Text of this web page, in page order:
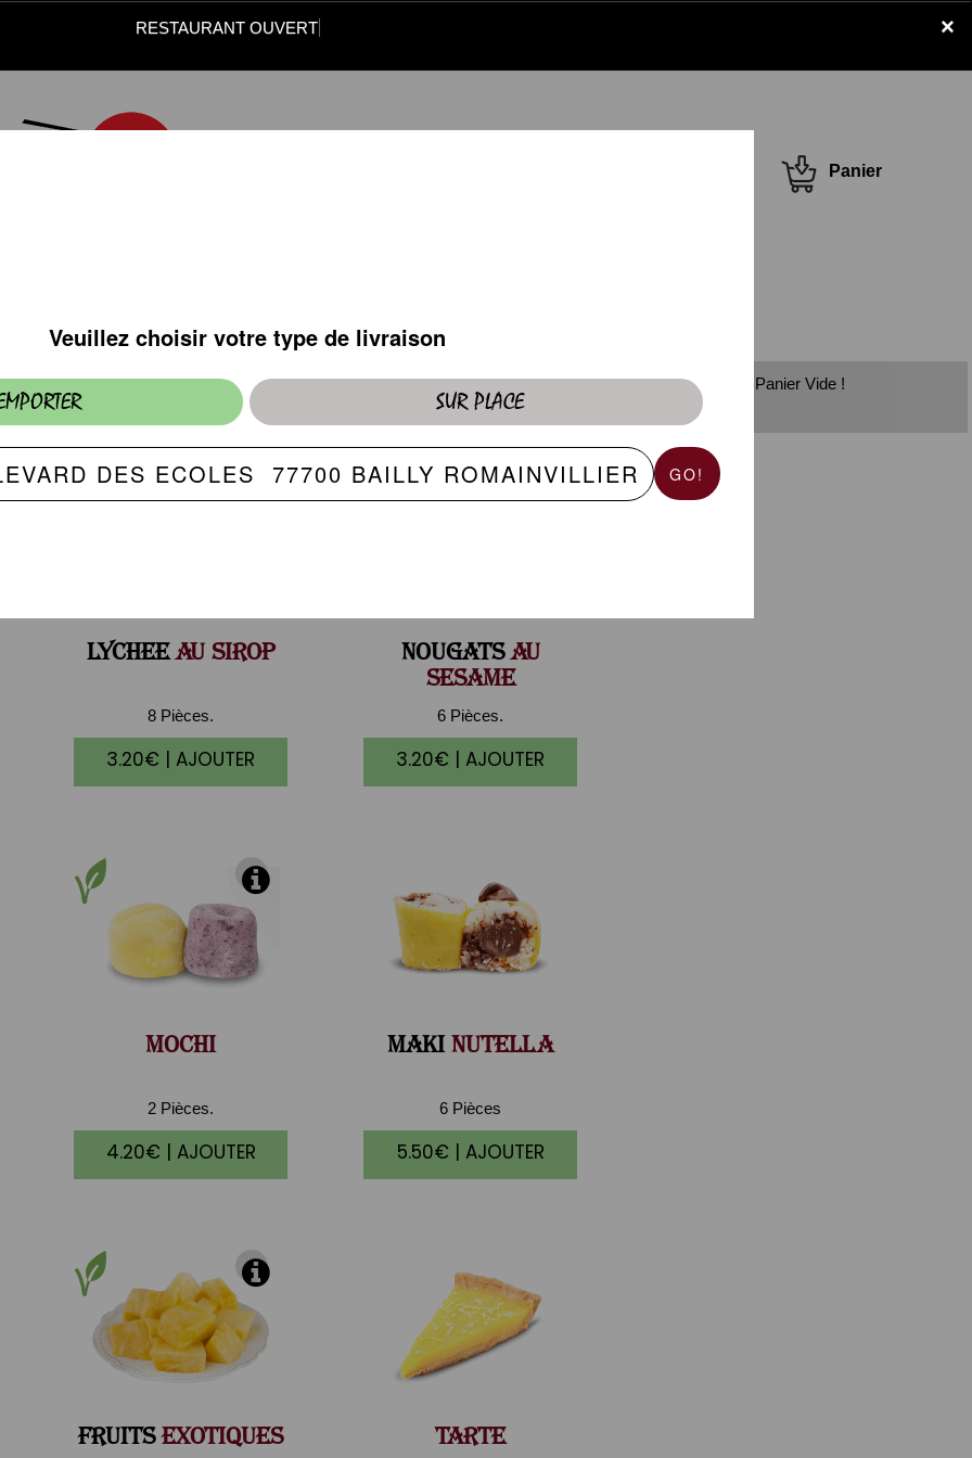
×
RESTAURANT OUVERT
Panier
DESSERTS
LYCHEEAU SIROP
8 Pièces.
3.20€ | AJOUTER
NOUGATSAU
SESAME
6 Pièces.
3.20€ | AJOUTER
MOCHI
2 Pièces.
4.20€ | AJOUTER
MAKINUTELLA
6 Pièces
5.50€ | AJOUTER
FRUITSEXOTIQUES TARTE
Panier Vide !